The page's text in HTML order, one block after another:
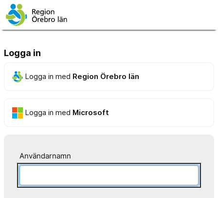
Logga in
Logga in med Region Örebro län
Logga in med Microsoft
Användarnamn